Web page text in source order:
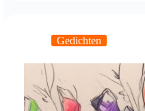
de
Gedichten